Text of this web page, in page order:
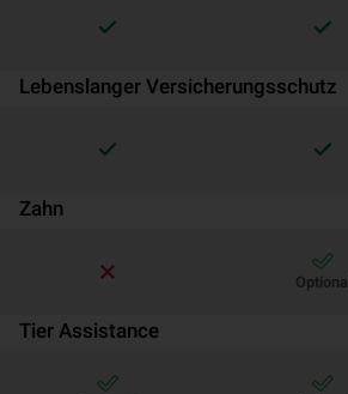
Lebenslanger Versicherungsschutz
Zahn
Optional
Tier Assistance